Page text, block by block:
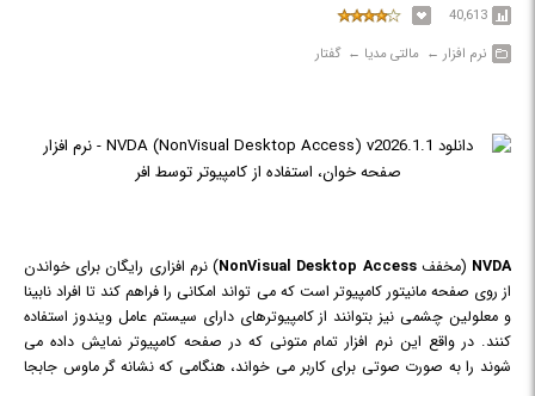
40,613
نرم افزار‎ ← ‏ مالتی مدیا‎ ← ‏ گفتار
NVDA (مخففNonVisual Desktop Access) نرم افزاری رایگان برای خواندن
از روی صفحه مانیتور کامپیوتر است که می تواند امکانی را فراهم کند تا افراد نابینا
و معلولین چشمی نیز بتوانند از کامپیوترهای دارای سیستم عامل ویندوز استفاده
کنند. در واقع این نرم افزار تمام متونی که در صفحه کامپیوتر نمایش داده می
شوند را به صورت صوتی برای کاربر می خواند، هنگامی که نشانه گر ماوس جابجا